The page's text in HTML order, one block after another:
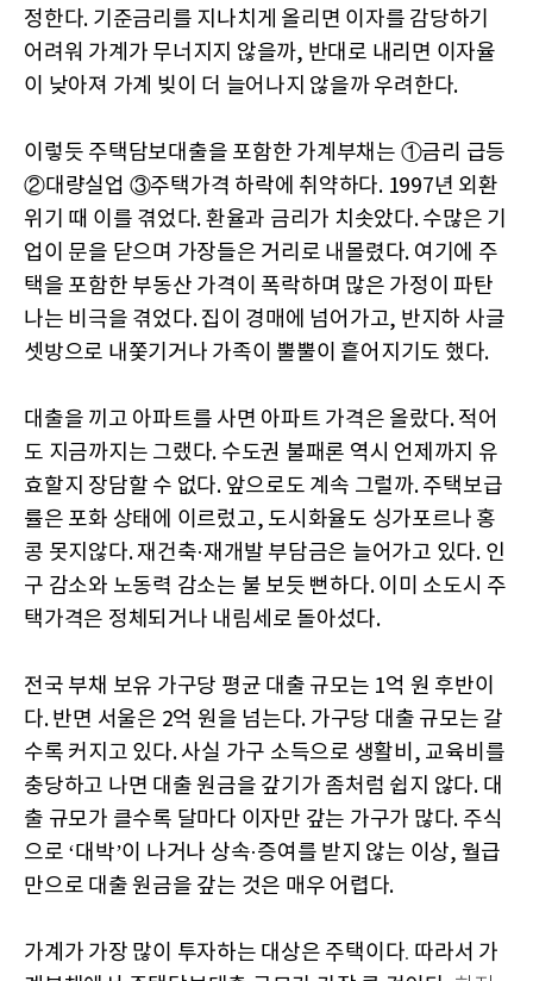
정한다. 기준금리를 지나치게 올리면 이자를 감당하기
어려워 가계가 무너지지 않을까, 반대로 내리면 이자율
이 낮아져 가계 빚이 더 늘어나지 않을까 우려한다.
이렇듯 주택담보대출을 포함한 가계부채는 ①금리 급등
②대량실업 ③주택가격 하락에 취약하다. 1997년 외환
위기 때 이를 겪었다. 환율과 금리가 치솟았다. 수많은 기
업이 문을 닫으며 가장들은 거리로 내몰렸다. 여기에 주
택을 포함한 부동산 가격이 폭락하며 많은 가정이 파탄
나는 비극을 겪었다. 집이 경매에 넘어가고, 반지하 사글
셋방으로 내쫓기거나 가족이 뿔뿔이 흩어지기도 했다.
대출을 끼고 아파트를 사면 아파트 가격은 올랐다. 적어
도 지금까지는 그랬다. 수도권 불패론 역시 언제까지 유
효할지 장담할 수 없다. 앞으로도 계속 그럴까. 주택보급
률은 포화 상태에 이르렀고, 도시화율도 싱가포르나 홍
콩 못지않다. 재건축·재개발 부담금은 늘어가고 있다. 인
구 감소와 노동력 감소는 불 보듯 뻔하다. 이미 소도시 주
택가격은 정체되거나 내림세로 돌아섰다.
전국 부채 보유 가구당 평균 대출 규모는 1억 원 후반이
다. 반면 서울은 2억 원을 넘는다. 가구당 대출 규모는 갈
수록 커지고 있다. 사실 가구 소득으로 생활비, 교육비를
충당하고 나면 대출 원금을 갚기가 좀처럼 쉽지 않다. 대
출 규모가 클수록 달마다 이자만 갚는 가구가 많다. 주식
으로 ‘대박’이 나거나 상속·증여를 받지 않는 이상, 월급
만으로 대출 원금을 갚는 것은 매우 어렵다.
가계가 가장 많이 투자하는 대상은 주택이다. 따라서 가